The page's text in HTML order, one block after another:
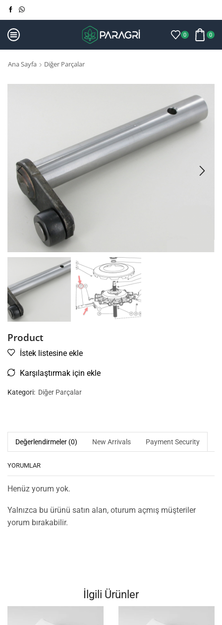
0 0
Ana Sayfa Diğer Parçalar
Product
İstek listesine ekle
Karşılaştırmak için ekle
Kategori: Diğer Parçalar
Değerlendirmeler (0) New Arrivals Payment Security
YORUMLAR
Henüz yorum yok.
Yalnızca bu ürünü satın alan, oturum açmış müşteriler
yorum bırakabilir.
İlgili Ürünler